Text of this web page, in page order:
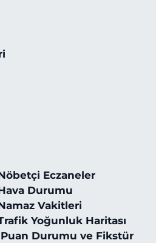
Eczaneler
Durumu
Vakitleri
Yoğunluk Haritası
Durumu ve Fikstür